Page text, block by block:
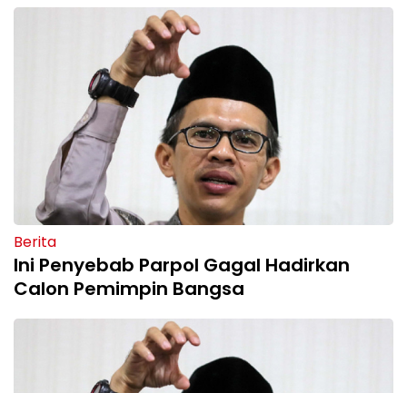
Berita
Ini Penyebab Parpol Gagal Hadirkan
Calon Pemimpin Bangsa